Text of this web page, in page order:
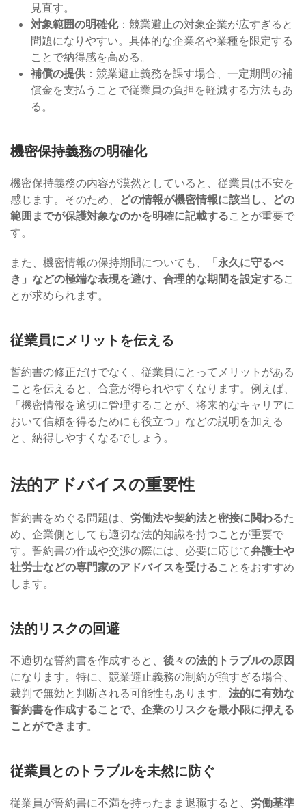
見直す。
対象範囲の明確化：競業避止の対象企業が広すぎると
問題になりやすい。具体的な企業名や業種を限定する
ことで納得感を高める。
補償の提供 ：競業避止義務を課す場合、一定期間の補
償金を支払うことで従業員の負担を軽減する方法もあ
る。
機密保持義務の明確化
機密保持義務の内容が漠然としていると、従業員は不安を
感じます。そのため、 どの情報が機密情報に該当し、どの
範囲までが保護対象なのかを明確に記載することが重要で
す。
また、機密情報の保持期間についても、
「永久に守るべ
き」などの極端な表現を避け、合理的な期間を設定するこ
とが求められます。
従業員にメリットを伝える
誓約書の修正だけでなく、従業員にとってメリットがある
ことを伝えると、合意が得られやすくなります。例えば、
「機密情報を適切に管理することが、将来的なキャリアに
おいて信頼を得るためにも役立つ」などの説明を加える
と、納得しやすくなるでしょう。
法的アドバイスの重要性
誓約書をめぐる問題は、 労働法や契約法と密接に関わるた
め、企業側としても適切な法的知識を持つことが重要で
す。誓約書の作成や交渉の際には、必要に応じて弁護士や
社労士などの専門家のアドバイスを受けることをおすすめ
します。
法的リスクの回避
不適切な誓約書を作成すると、 後々の法的トラブルの原因
になります。特に、競業避止義務の制約が強すぎる場合、
裁判で無効と判断される可能性もあります。 法的に有効な
誓約書を作成することで、企業のリスクを最小限に抑える
ことができます。
従業員とのトラブルを未然に防ぐ
従業員が誓約書に不満を持ったまま退職すると、 労働基準